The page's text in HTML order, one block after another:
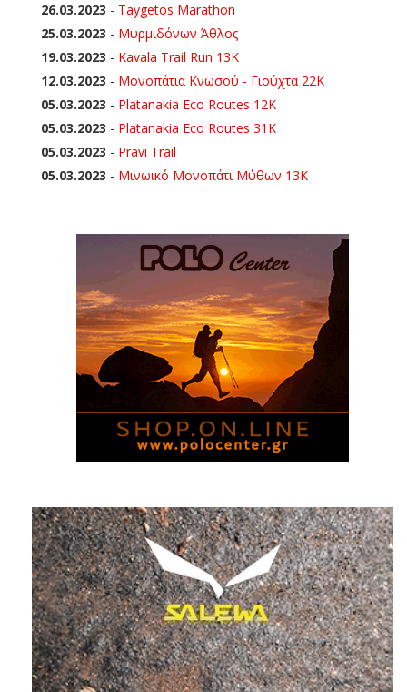
26.03.2023 - Taygetos Marathon
25.03.2023 - Μυρμιδόνων Άθλος
19.03.2023 - Kavala Trail Run 13K
12.03.2023 - Μονοπάτια Κνωσού - Γιούχτα 22Κ
05.03.2023 - Platanakia Eco Routes 12K
05.03.2023 - Platanakia Eco Routes 31K
05.03.2023 - Pravi Trail
05.03.2023 - Μινωικό Μονοπάτι Μύθων 13Κ